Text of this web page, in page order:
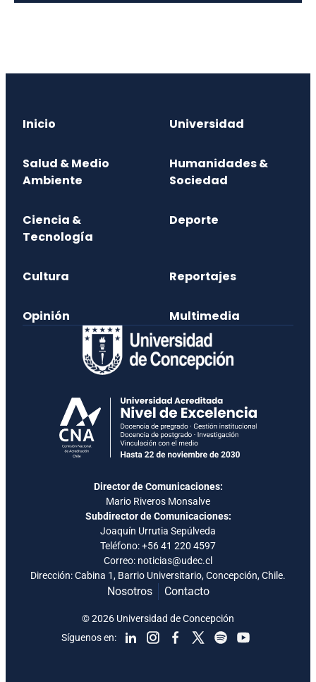
Inicio Universidad
Salud & Medio
Ambiente
Humanidades &
Sociedad
Ciencia &
Tecnología
Deporte
Cultura Reportajes
Opinión Multimedia
Director de Comunicaciones:
Mario Riveros Monsalve
Subdirector de Comunicaciones:
Joaquín Urrutia Sepúlveda
Teléfono:+56 41 220 4597
Correo: noticias@udec.cl
Dirección: Cabina 1, Barrio Universitario, Concepción, Chile.
Nosotros Contacto
Síguenos en:
© 2026 Universidad de Concepción